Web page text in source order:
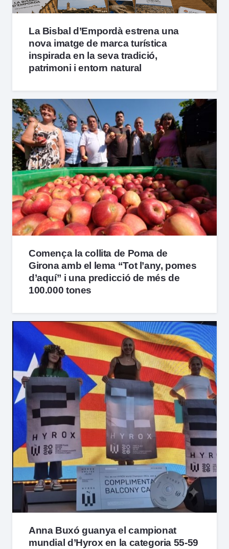
La Bisbal d’Empordà estrena una
nova imatge de marca turística
inspirada en la seva tradició,
patrimoni i entorn natural
Comença la collita de Poma de
Girona amb el lema “Tot l’any, pomes
d’aquí” i una predicció de més de
100.000 tones
Anna Buxó guanya el campionat
mundial d’Hyrox en la categoria 55-59